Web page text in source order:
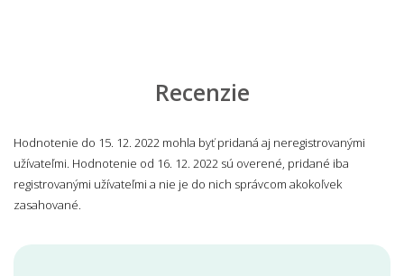
Recenzie
Hodnotenie do 15. 12. 2022 mohla byť pridaná aj neregistrovanými
užívateľmi. Hodnotenie od 16. 12. 2022 sú overené, pridané iba
registrovanými užívateľmi a nie je do nich správcom akokoľvek
zasahované.